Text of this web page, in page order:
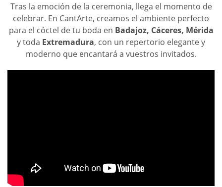
Tras la emoción de la ceremonia, llega el momento de
celebrar. En CantArte, creamos el ambiente perfecto
para el cóctel de tu boda en Badajoz, Cáceres, Mérida
y toda Extremadura, con un repertorio elegante y
moderno que encantará a vuestros invitados.